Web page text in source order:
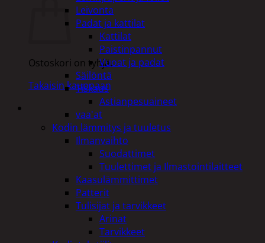
Ostoskori on tyhjä.
Takaisin kauppaan
Leivonta
Padat ja kattilat
Kattilat
Paistinpannut
Vuoat ja padat
Säilöntä
Tiskaus
Astianpesuaineet
vaa'at
Kodin lämmitys ja tuuletus
Ilmanvaihto
Suodattimet
Tuulettimet ja Ilmastointilaitteet
Kaasulämmittimet
Patterit
Tulisijat ja tarvikkeet
Arinat
Tarvikkeet